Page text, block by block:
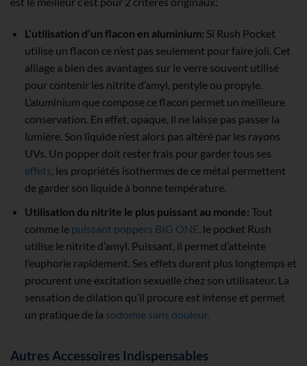
L’utilisation d’un flacon en aluminium: Si Rush Pocket
utilise un flacon ce n’est pas seulement pour faire joli. Cet
alliage a bien des avantages sur le verre souvent utilisé
pour contenir les nitrite d’amyl, pentyle ou propyle.
L’aluminium que compose ce flacon permet un meilleure
conservation. En effet, opaque, il ne laisse pas passer la
lumière. Son liquide n’est alors pas altéré par les rayons
UVs. Un popper doit rester frais pour garder tous ses
effets, les propriétés isothermes de ce métal permettent
de garder son liquide à bonne température.
Utilisation du nitrite le plus puissant au monde: Tout
comme le puissant poppers BIG ONE, le pocket Rush
utilise le nitrite d’amyl. Puissant, il permet d’atteinte
l’euphorie rapidement. Ses effets durent plus longtemps et
procurent une excitation sexuelle chez son utilisateur. La
sensation de dilation qu’il procure est intense et permet
un pratique de la sodomie sans douleur.
Autres Accessoires Indispensables